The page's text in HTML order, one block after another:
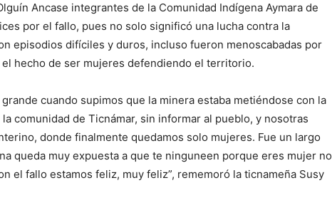
Ancase integrantes de la Comunidad Indígena Aymara de
por el fallo, pues no solo significó una lucha contra la
episodios difíciles y duros, incluso fueron menoscabadas por
hecho de ser mujeres defendiendo el territorio.
cuando supimos que la minera estaba metiéndose con la
comunidad de Ticnámar, sin informar al pueblo, y nosotras
donde finalmente quedamos solo mujeres. Fue un largo
queda muy expuesta a que te ninguneen porque eres mujer no
el fallo estamos feliz, muy feliz”, rememoró la ticnameña Susy